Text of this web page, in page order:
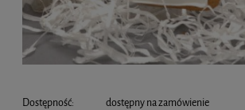
Dostępność:
dostępny na zamówienie